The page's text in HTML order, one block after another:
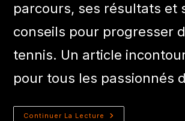
parcours, ses résultats et
conseils pour progresser
tennis. Un article
pour tous les passionnés
Continuer La Lecture